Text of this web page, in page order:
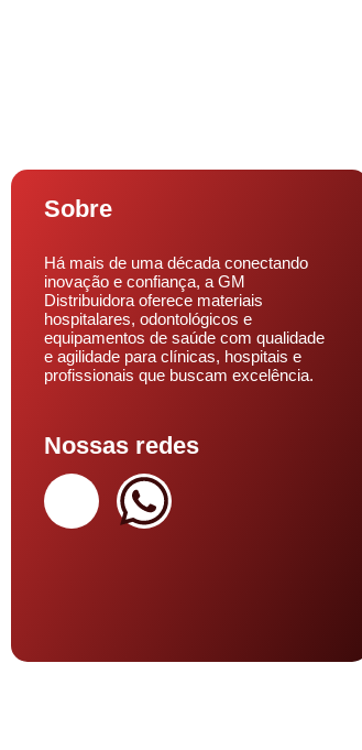
Sobre
Há mais de uma década conectando
inovação e confiança, a GM
Distribuidora oferece materiais
hospitalares, odontológicos e
equipamentos de saúde com qualidade
e agilidade para clínicas, hospitais e
profissionais que buscam excelência.
Nossas redes